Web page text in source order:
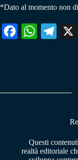
*Dato al momento non
Fa W
pp
Te
m
Questi
realtà editoriale